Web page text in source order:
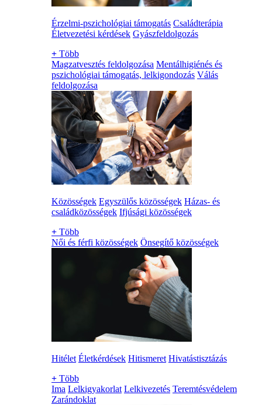
Érzelmi-pszichológiai támogatás Családterápia
Életvezetési kérdések Gyászfeldolgozás
+ Több
Magzatvesztés feldolgozása Mentálhigiénés és
pszichológiai támogatás, lelkigondozás Válás
feldolgozása
Közösségek Egyszülős közösségek Házas- és
családközösségek Ifjúsági közösségek
+ Több
Női és férfi közösségek Önsegítő közösségek
Hitélet Életkérdések Hitismeret Hivatástisztázás
+ Több
Ima Lelkigyakorlat Lelkivezetés Teremtésvédelem
Zarándoklat